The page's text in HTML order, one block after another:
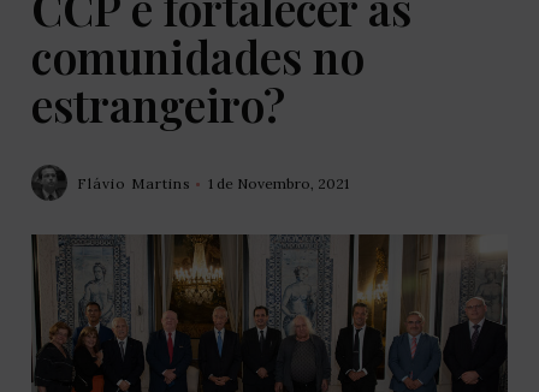
comunidades no
estrangeiro?
Flávio Martins 1 de Novembro, 2021